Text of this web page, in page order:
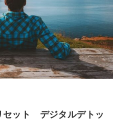
セット デジタルデトッ